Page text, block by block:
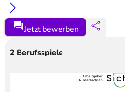
Jetzt bewerben
2 Berufsspiele